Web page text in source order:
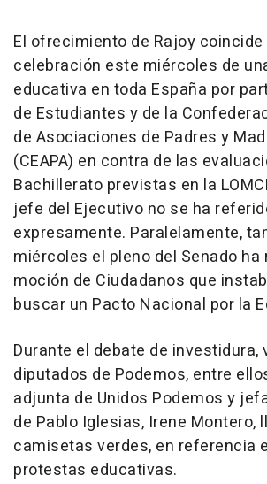
El ofrecimiento de Rajoy coincide
celebración este miércoles de
educativa en toda España por
de Estudiantes y de la
de Asociaciones de Padres y
(CEAPA) en contra de las
Bachillerato previstas en la
jefe del Ejecutivo no se ha
expresamente. Paralelamente,
miércoles el pleno del Senado ha
moción de Ciudadanos que
buscar un Pacto Nacional por la
Durante el debate de investidura,
diputados de Podemos, entre
adjunta de Unidos Podemos y
de Pablo Iglesias, Irene Montero,
camisetas verdes, en referencia
protestas educativas.